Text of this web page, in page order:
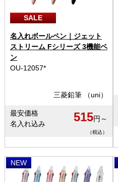
SALE
名入れボールペン｜ジェット
ストリーム Fシリーズ 3機能ペ
ン
OU-12057*
三菱鉛筆 （uni）
最安価格
名入れ込み
515円～
（税込）
NEW